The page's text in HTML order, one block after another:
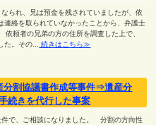
られ、兄は預金を残されていましたが、依
連絡を取られていなかったことから、弁護士
頼者の兄弟の方の住所を調査した上で、
た。その...
続きはこちら≫
割協議書作成等事件⇒遺産分
続きを代行した事案
で、ご相談になりました。 分割の方向性